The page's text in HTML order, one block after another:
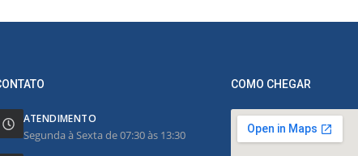
ATENDIMENTO
Segunda à Sexta de 07:30 às 13:30
COMO CHEGAR